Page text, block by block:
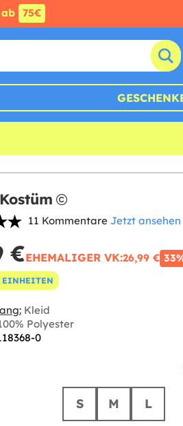
75€
11 Kommentare Jetzt ansehen
€EHEMALIGER VK:26,99 €
EINHEITEN
Kleid
Polyester
0
S M L